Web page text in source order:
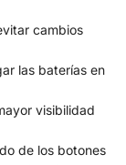
cambios
las baterías en
visibilidad
de los botones